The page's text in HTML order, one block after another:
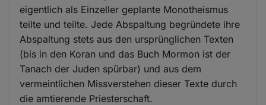
eigentlich als Einzeller geplante Monotheismus
teilte und teilte. Jede Abspaltung begründete ihre
Abspaltung stets aus den ursprünglichen Texten
(bis in den Koran und das Buch Mormon ist der
Tanach der Juden spürbar) und aus dem
vermeintlichen Missverstehen dieser Texte durch
die amtierende Priesterschaft.